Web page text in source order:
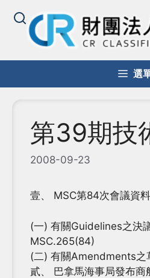
容
選
第39期技
2008-09-23
壹、 MSC第84次會議資
(一) 有關Guidelines之決
MSC.265(84)
(二) 有關Amendments之
貳、 巴拿馬海事局發布商